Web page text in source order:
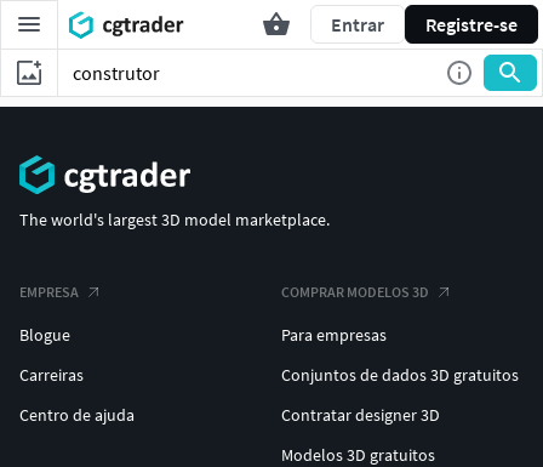
Entrar Registre-se
The world's largest 3D model marketplace.
EMPRESA
Blogue
Carreiras
Centro de ajuda
COMPRAR MODELOS 3D
Para empresas
Conjuntos de dados 3D gratuitos
Contratar designer 3D
Modelos 3D gratuitos